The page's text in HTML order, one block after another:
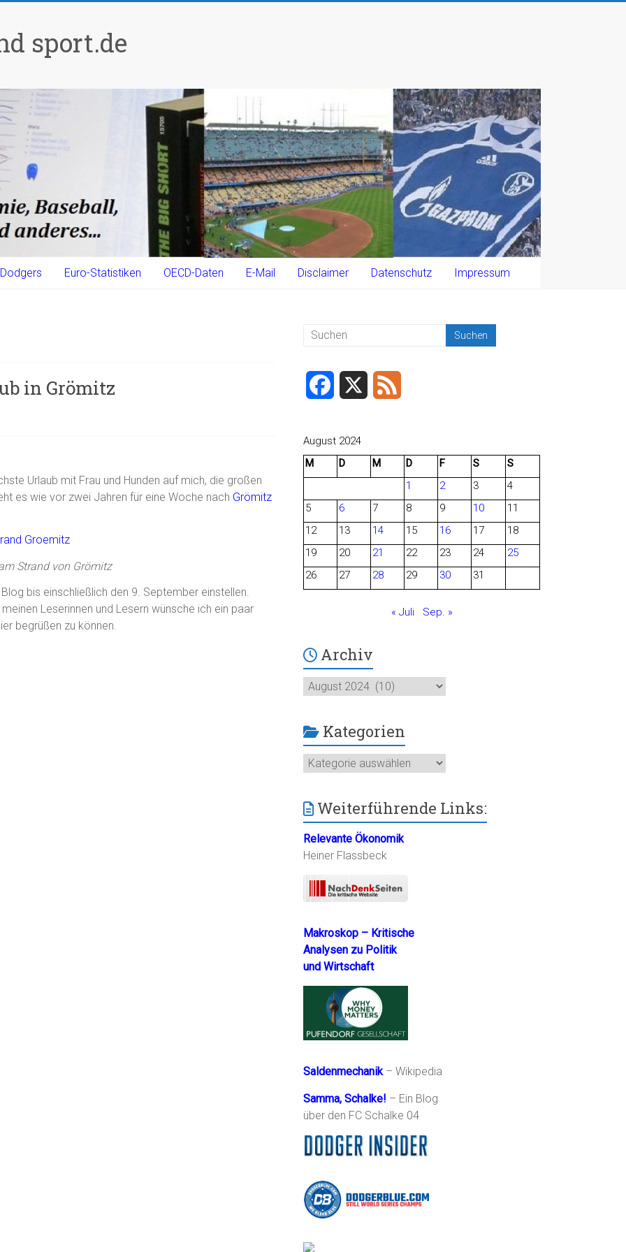
sport.de
Dodgers Euro-Statistiken OECD-Daten E-Mail Disclaimer Datenschutz Impressum
in Grömitz
Urlaub mit Frau und Hunden auf mich, die großen
es wie vor zwei Jahren für eine Woche nach Grömitz
Strand von Grömitz
bis einschließlich den 9. September einstellen.
Leserinnen und Lesern wünsche ich ein paar
begrüßen zu können.
c
e
o
o
k
d
August 2024
M
D M D F S
S
1
2 3
4
5
6 7 8 9 10
11
12
13 14 15 16 17
18
19
20 21 22 23 24
25
26
27 28 29 30 31
« Juli Sep. »
Archiv
Archiv
Kategorien
Kategorien
Weiterführende Links:
Relevante Ökonomik
Heiner Flassbeck
Makroskop – Kritische
Analysen zu Politik
und Wirtschaft
Saldenmechanik– Wikipedia
Samma, Schalke! – Ein Blog
über den FC Schalke 04